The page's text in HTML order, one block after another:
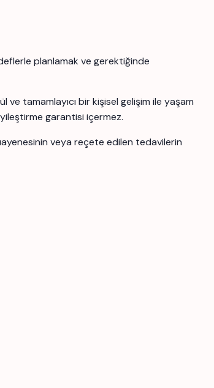
planlamak ve gerektiğinde
tamamlayıcı bir kişisel gelişim ile yaşam
garantisi içermez.
veya reçete edilen tedavilerin